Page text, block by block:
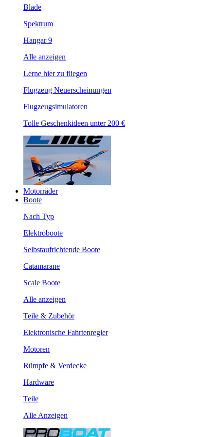
Blade
Spektrum
Hangar 9
Alle anzeigen
Lerne hier zu fliegen
Flugzeug Neuerscheinungen
Flugzeugsimulatoren
Tolle Geschenkideen unter 200 €
Motorräder
Boote
Nach Typ
Elektroboote
Selbstaufrichtende Boote
Catamarane
Scale Boote
Alle anzeigen
Teile & Zubehör
Elektronische Fahrtenregler
Motoren
Rümpfe & Verdecke
Hardware
Teile
Alle Anzeigen